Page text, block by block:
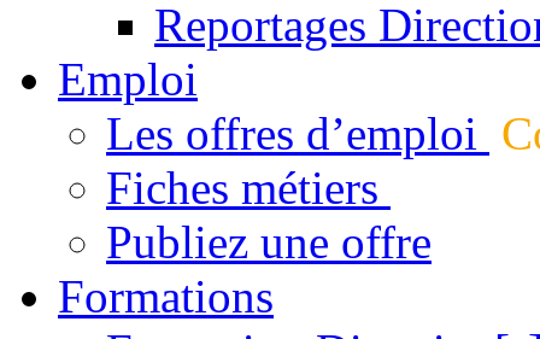
Reportages
Emploi
Les offres d’emploi
Fiches métiers
Publiez une offre
Formations